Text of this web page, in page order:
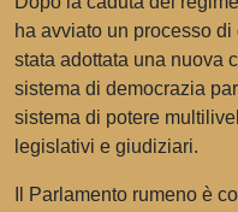
ha avviato un processo
stata adottata una nuova
sistema di democrazia
sistema di potere
legislativi e giudiziari.
Il Parlamento rumeno è